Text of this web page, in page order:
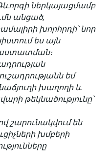
ներկայացմամբ
անցած,
խորհրդի՝ նոր
ես այն
ուշադրությանն եմ
խաղողի և
թեկնածությունը՝
շարունակվում են
խմբերի